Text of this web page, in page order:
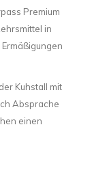
Premium
in
Kuhstall mit
Absprache
einen